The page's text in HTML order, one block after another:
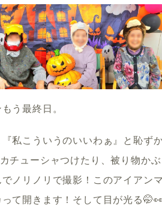
う最終日。
私こういうのいいわぁ』と恥ず
チューシャつけたり、被り物か
ノリノリで撮影！このアイアンマ
て開きます！そして目が光る🤭👀